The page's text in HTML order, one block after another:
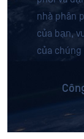
nhà phân
của bạn,
của chúng